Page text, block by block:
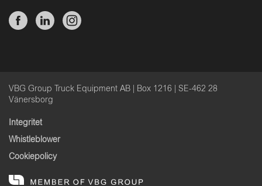
VBG Group Truck Equipment AB | Box 1216 | SE-462 28
Vänersborg
Integritet
Whistleblower
Cookiepolicy